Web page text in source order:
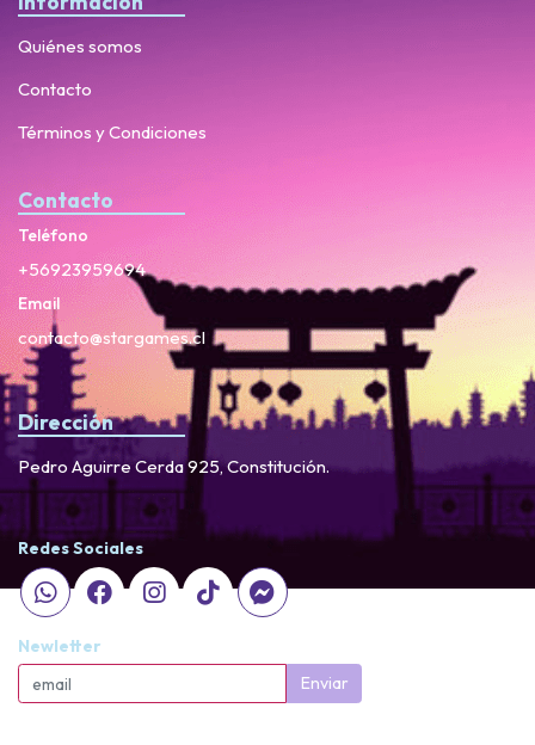
Quiénes somos
Contacto
Términos y Condiciones
Contacto
Teléfono
+56923959694
Email
contacto@stargames.cl
Dirección
Pedro Aguirre Cerda 925, Constitución.
Redes Sociales
Newletter
Enviar